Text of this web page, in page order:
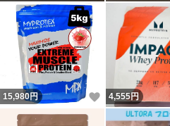
15,980円 いいね！
4,555円